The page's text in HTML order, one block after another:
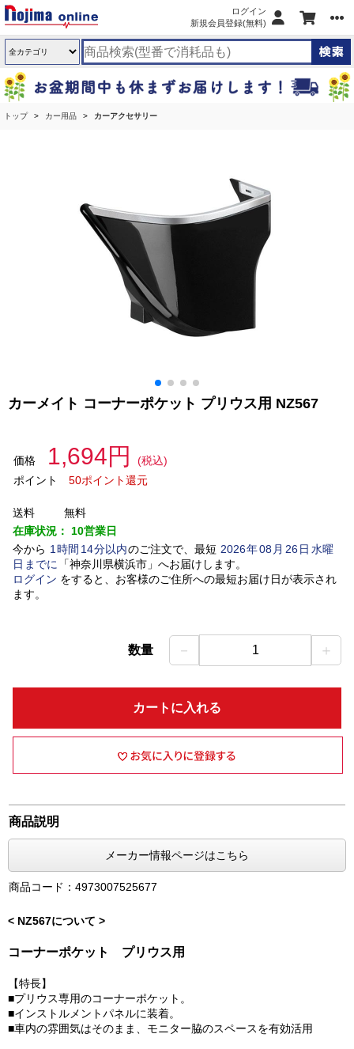
ログイン
新規会員登録(無料)
トップ カー用品 カーアクセサリー
カーメイト コーナーポケット プリウス用 NZ567
価格 1,694円
(税込)
ポイント
50ポイント還元
送料
無料
在庫状況： 10営業日
今から 1 時間 14分以内のご注文で、最短 2026年08 月 26日水曜
日 までに 「神奈川県横浜市」 へお届けします。
ログイン をすると、お客様のご住所への最短お届け日が表示され
ます。
数量 － 1 ＋
カートに入れる
商品説明
メーカー情報ページはこちら
商品コード：4973007525677
< NZ567について >
コーナーポケット プリウス用
【特長】
■プリウス専用のコーナーポケット。
■インストルメントパネルに装着。
■車内の雰囲気はそのまま、モニター脇のスペースを有効活用